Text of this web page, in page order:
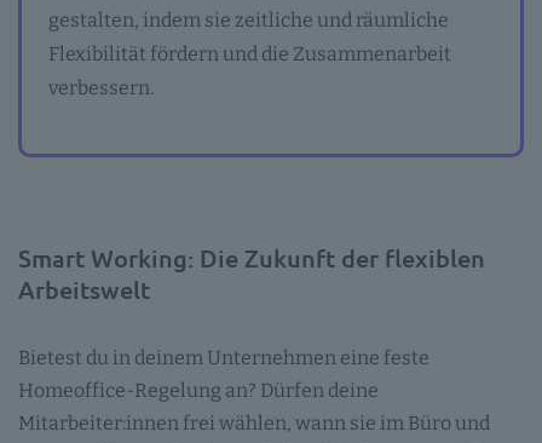
gestalten, indem sie zeitliche und räumliche
Flexibilität fördern und die Zusammenarbeit
verbessern.
Smart Working: Die Zukunft der flexiblen
Arbeitswelt
Bietest du in deinem Unternehmen eine feste
Homeoffice-Regelung an? Dürfen deine
Mitarbeiter:innen frei wählen, wann sie im Büro und